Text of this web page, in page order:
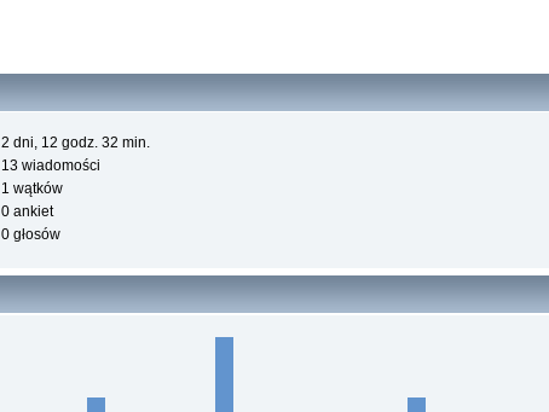
2 dni, 12 godz. 32 min.
13 wiadomości
1 wątków
0 ankiet
0 głosów